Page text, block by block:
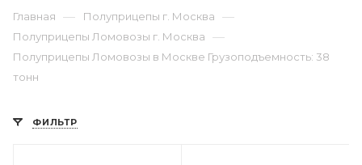
Главная — Полуприцепы г. Москва —
Полуприцепы Ломовозы г. Москва —
Полуприцепы Ломовозы в Москве Грузоподъемность: 38
тонн
ФИЛЬТР